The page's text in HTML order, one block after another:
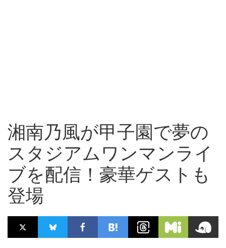
湘南乃風が甲子園で夢の
スタジアムワンマンライ
ブを配信！豪華ゲストも
登場